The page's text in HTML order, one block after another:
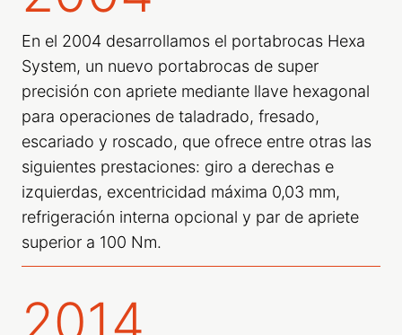
En el 2004 desarrollamos el portabrocas Hexa
System, un nuevo portabrocas de super
precisión con apriete mediante llave hexagonal
para operaciones de taladrado, fresado,
escariado y roscado, que ofrece entre otras las
siguientes prestaciones: giro a derechas e
izquierdas, excentricidad máxima 0,03 mm,
refrigeración interna opcional y par de apriete
superior a 100 Nm.
2014